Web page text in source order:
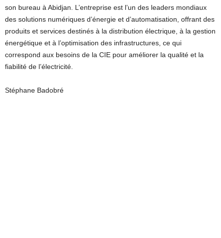
son bureau à Abidjan. L’entreprise est l’un des leaders mondiaux
des solutions numériques d’énergie et d’automatisation, offrant des
produits et services destinés à la distribution électrique, à la gestion
énergétique et à l’optimisation des infrastructures, ce qui
correspond aux besoins de la CIE pour améliorer la qualité et la
fiabilité de l’électricité.
Stéphane Badobré